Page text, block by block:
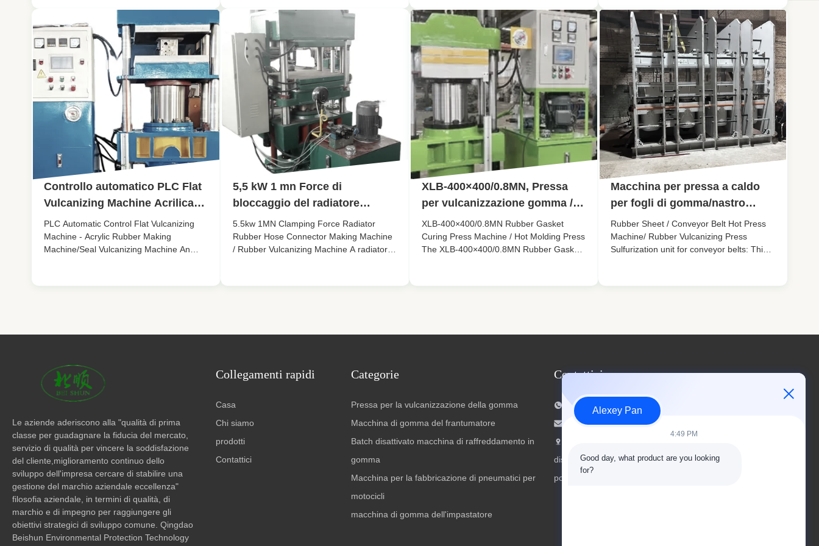
and kneading rubber compounds with
various additives to achieve
homogeneous mixtures. The hydraulic
pressure ...
strati di lavoro
is specifically engineered for hot press
molding of rubber shoe soles. Featuring a
solid cast ...
designed for the efficient vulcanization of
rubber plates. With a heating power of
57.6kw×2, this hydraulic press ...
in gomma.
Controllo automatico PLC Flat
Vulcanizing Machine Acrilica
Gomma Making Machine /
sigillo Vulcanizing Machine
PLC Automatic Control Flat Vulcanizing
Machine - Acrylic Rubber Making
Machine/Seal Vulcanizing Machine An
5,5 kW 1 mn Force di
bloccaggio del radiatore
Connettore tubo di gomma
Macchina/macchina per
vulcanizzazione della gomma
5.5kw 1MN Clamping Force Radiator
Rubber Hose Connector Making Machine
/ Rubber Vulcanizing Machine A radiator
XLB-400×400/0.8MN, Pressa
per vulcanizzazione gomma /
Pressa per stampaggio a caldo
XLB-400×400/0.8MN Rubber Gasket
Curing Press Machine / Hot Molding Press
The XLB-400×400/0.8MN Rubber Gasket
Macchina per pressa a caldo
per fogli di gomma/nastro
trasportatore/pressa per
vulcanizzazione della gomma
Rubber Sheet / Conveyor Belt Hot Press
Machine/ Rubber Vulcanizing Press
Sulfurization unit for conveyor belts: This
Le aziende aderiscono alla "qualità di prima
classe per guadagnare la fiducia del mercato,
servizio di qualità per vincere la soddisfazione
del cliente,miglioramento continuo dello
sviluppo dell'impresa cercare di stabilire una
gestione del marchio aziendale eccellenza"
filosofia aziendale, in termini di qualità, di
marchio e di impegno per raggiungere gli
obiettivi strategici di sviluppo comune. Qingdao
Beishun Environmental Protection Technology
Collegamenti rapidi
Casa
Chi siamo
prodotti
Contattici
Categorie
Pressa per la vulcanizzazione della gomma
Macchina di gomma del frantumatore
Batch disattivato macchina di raffreddamento in
gomma
Macchina per la fabbricazione di pneumatici per
motocicli
macchina di gomma dell'impastatore
Contattici
Telefono: 00-86-15154222850
Email:info@beishunchina.com
distretto di Huangdao, Qingdao Cina, codice
postale: 266400
Alexey Pan
4:49 PM
Good day, what product are you looking
for?